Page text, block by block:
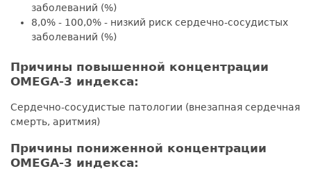
заболеваний (%)
8,0% - 100,0% - низкий риск сердечно-сосудистых
заболеваний (%)
Причины повышенной концентрации
OMEGA-3 индекса:
Сердечно-сосудистые патологии (внезапная сердечная
смерть, аритмия)
Причины пониженной концентрации
OMEGA-3 индекса: